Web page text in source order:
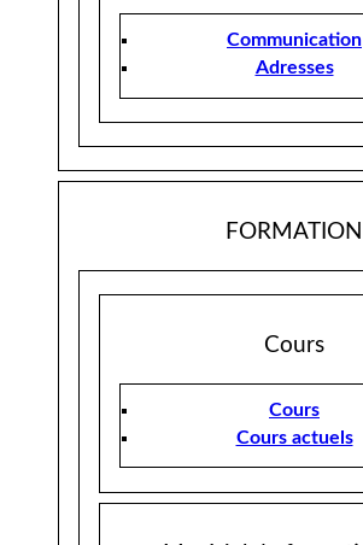
Communication
Adresses
FORMATION
Cours
Cours
Cours actuels